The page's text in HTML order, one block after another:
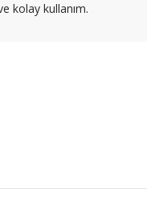
kolay kullanım.